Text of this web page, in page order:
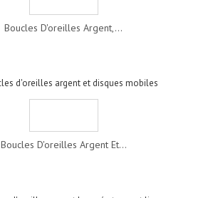
Boucles D'oreilles Argent,...
Boucles D'oreilles Argent Et...